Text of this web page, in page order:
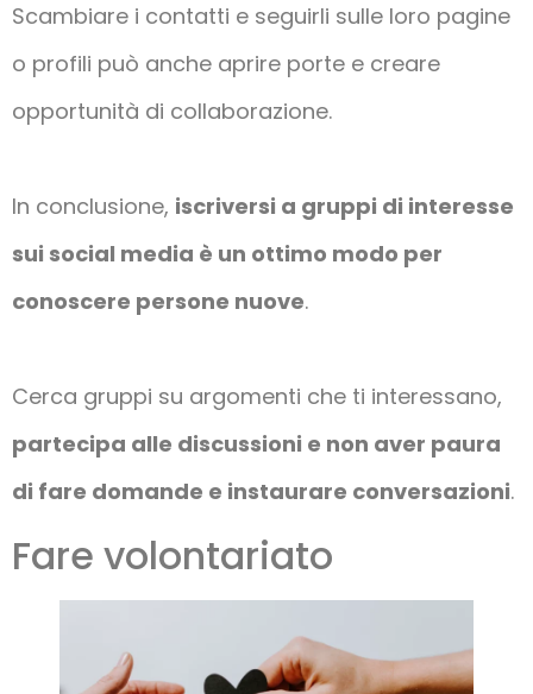
Scambiare i contatti e seguirli sulle loro pagine
o profili può anche aprire porte e creare
opportunità di collaborazione.
In conclusione, iscriversi a gruppi di interesse
sui social media è un ottimo modo per
conoscere persone nuove.
Cerca gruppi su argomenti che ti interessano,
partecipa alle discussioni e non aver paura
di fare domande e instaurare conversazioni.
Fare volontariato